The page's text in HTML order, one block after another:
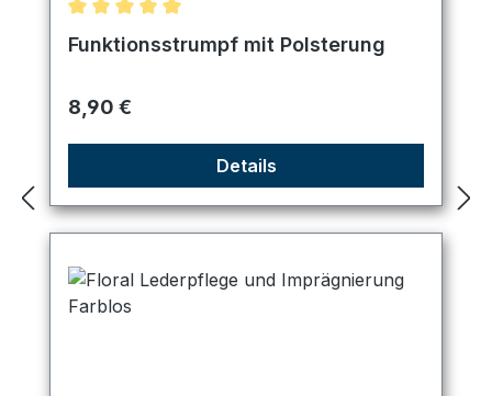
Durchschnittliche Bewertung von 5 von 5 Sternen
Funktionsstrumpf mit Polsterung
Regulärer Preis:
8,90 €
Details